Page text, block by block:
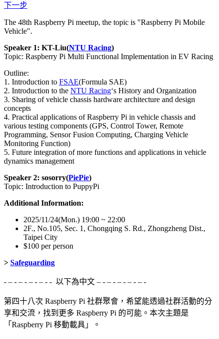
下一步
The 48th Raspberry Pi meetup, the topic is "Raspberry Pi Mobile
Vehicle".
Speaker 1: KT-Liu(NTU Racing)
Topic: Raspberry Pi Multi Functional Implementation in EV Racing
Outline:
1. Introduction to FSAE(Formula SAE)
2. Introduction to the NTU Racing‘s History and Organization
3. Sharing of vehicle chassis hardware architecture and design
concepts
4. Practical applications of Raspberry Pi in vehicle chassis and
various testing components (GPS, Control Tower, Remote
Programming, Sensor Fusion Computing, Charging Vehicle
Monitoring Function)
5. Future integration of more functions and applications in vehicle
dynamics management
Speaker 2: sosorry(PiePie)
Topic: Introduction to PuppyPi
Additional Information:
2025/11/24(Mon.) 19:00 ~ 22:00
2F., No.105, Sec. 1, Chongqing S. Rd., Zhongzheng Dist.,
Taipei City
$100 per person
> Safeguarding
- – - – - – - – - - 以下為中文 – - – - – - – - – -
第四十八次 Raspberry Pi 社群聚會，希望能透過社群活動的分
享和交流，找到更多 Raspberry Pi 的可能。本次主題是
「Raspberry Pi 移動載具」。